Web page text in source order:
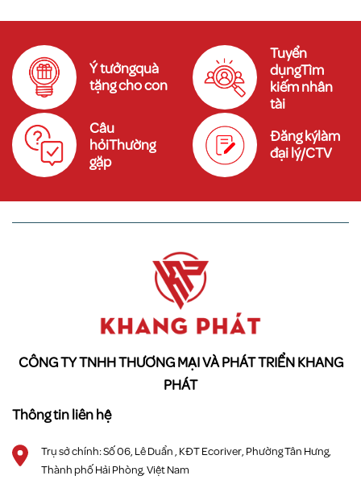
Ý tưởngquà
tặng cho con
Tuyển
dụngTìm
kiếm nhân
tài
Câu
hỏiThường
gặp
Đăng kýlàm
đại lý/CTV
CÔNG TY TNHH THƯƠNG MẠI VÀ PHÁT TRIỂN KHANG
PHÁT
Thông tin liên hệ
Trụ sở chính: Số 06, Lê Duẩn , KĐT Ecoriver, Phường Tân Hưng,
Thành phố Hải Phòng, Việt Nam